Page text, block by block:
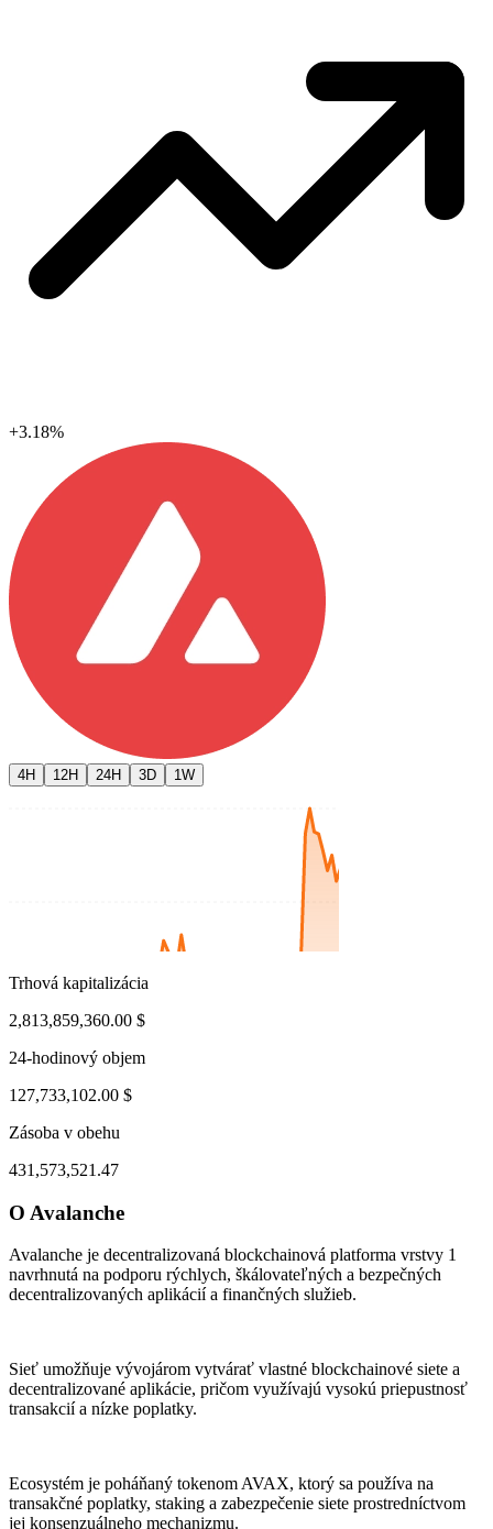
+3.18%
4H 12H 24H 3D 1W
1, 01:59 PM
Trhová kapitalizácia
2,813,859,360.00 $
24-hodinový objem
127,733,102.00 $
Zásoba v obehu
431,573,521.47
O Avalanche
Avalanche je decentralizovaná blockchainová platforma vrstvy 1
navrhnutá na podporu rýchlych, škálovateľných a bezpečných
decentralizovaných aplikácií a finančných služieb.
Sieť umožňuje vývojárom vytvárať vlastné blockchainové siete a
decentralizované aplikácie, pričom využívajú vysokú priepustnosť
transakcií a nízke poplatky.
Ecosystém je poháňaný tokenom AVAX, ktorý sa používa na
transakčné poplatky, staking a zabezpečenie siete prostredníctvom
jej konsenzuálneho mechanizmu.